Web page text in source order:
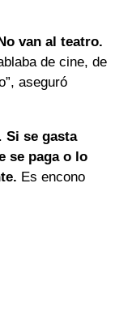
van al teatro.
de cine, de
aseguró
Si se gasta
se paga o lo
Es encono